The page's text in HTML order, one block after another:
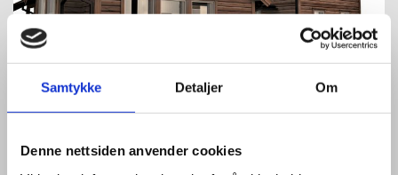
Samtykke Detaljer Om
Denne nettsiden anvender cookies
Breidablikk